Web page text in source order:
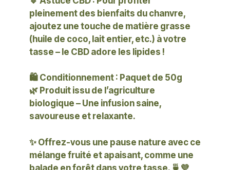
pleinement des bienfaits du chanvre,
ajoutez une touche de matière grasse
(huile de coco, lait entier, etc.) à votre
tasse – le CBD adore les lipides !
🛍️ Conditionnement : Paquet de 50g
🌿 Produit issu de l’agriculture
biologique – Une infusion saine,
savoureuse et relaxante.
✨ Offrez-vous une pause nature avec ce
mélange fruité et apaisant, comme une
balade en forêt dans votre tasse. 🍵💜